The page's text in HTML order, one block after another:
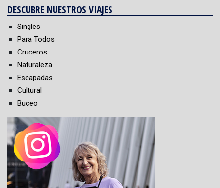
DESCUBRE NUESTROS VIAJES
Singles
Para Todos
Cruceros
Naturaleza
Escapadas
Cultural
Buceo